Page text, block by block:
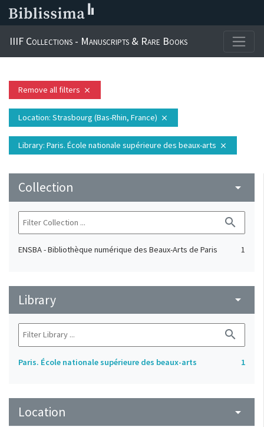
IIIF Collections - Manuscripts & Rare Books
Remove all filters close
Location: Strasbourg (Bas-Rhin, France) close
Library: Paris. École nationale supérieure des beaux-arts close
Collection arrow_drop_down
search
ENSBA - Bibliothèque numérique des Beaux-Arts de Paris 1
Library arrow_drop_down
search
Paris. École nationale supérieure des beaux-arts 1
Location arrow_drop_down